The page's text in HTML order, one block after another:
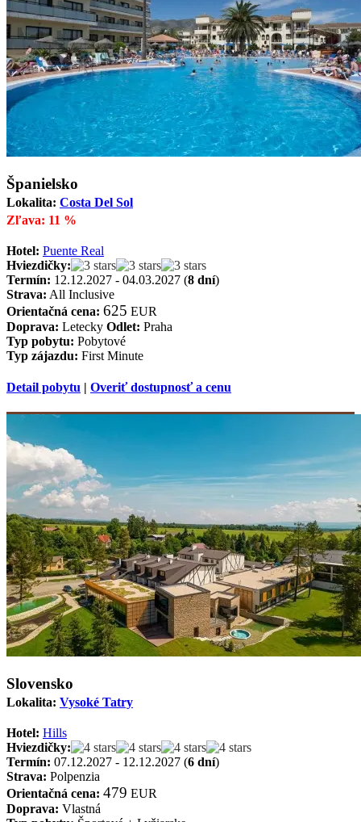
Španielsko
Lokalita: Costa Del Sol
Zľava: 11 %
Hotel: Puente Real
Hviezdičky:
Termín: 12.12.2027 - 04.03.2027 (8 dní)
Strava: All Inclusive
Orientačná cena: 625 EUR
Doprava: Letecky Odlet: Praha
Typ pobytu: Pobytové
Typ zájazdu: First Minute
Detail pobytu | Overiť dostupnosť a cenu
Slovensko
Lokalita: Vysoké Tatry
Hotel: Hills
Hviezdičky:
Termín: 07.12.2027 - 12.12.2027 (6 dní)
Strava: Polpenzia
Orientačná cena: 479 EUR
Doprava: Vlastná